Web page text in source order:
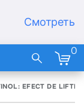
Смотреть
0
EFECT DE